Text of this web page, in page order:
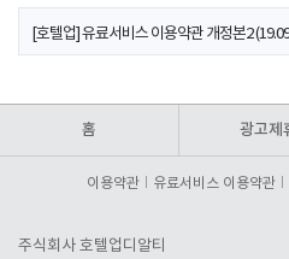
[호텔업] 유료서비스 이용약관 개정본2
홈 광고제
이용약관 유료서비스 이용약관
주식회사 호텔업디알티